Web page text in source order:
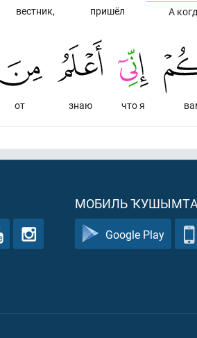
А
пришёл
вестник,
что я
знаю
от
МОБИЛЬ
Google Play